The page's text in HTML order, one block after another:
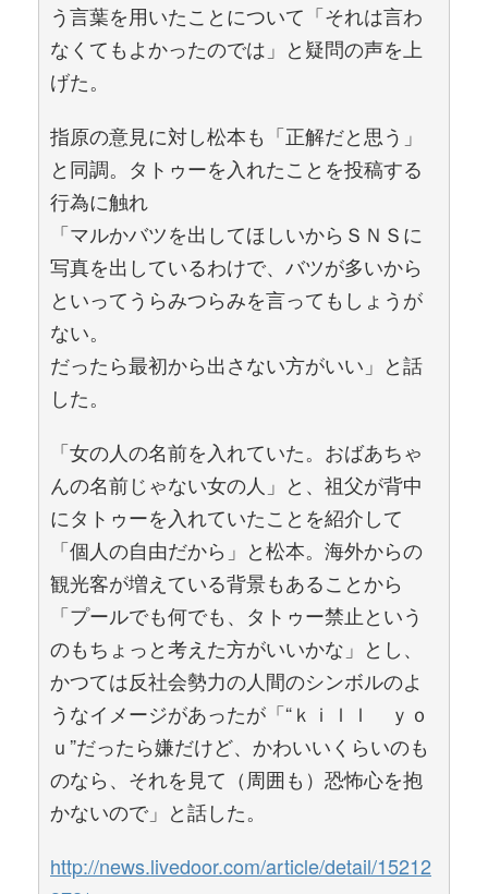
う言葉を用いたことについて「それは言わ
なくてもよかったのでは」と疑問の声を上
げた。
指原の意見に対し松本も「正解だと思う」
と同調。タトゥーを入れたことを投稿する
行為に触れ
「マルかバツを出してほしいからＳＮＳに
写真を出しているわけで、バツが多いから
といってうらみつらみを言ってもしょうが
ない。
だったら最初から出さない方がいい」と話
した。
「女の人の名前を入れていた。おばあちゃ
んの名前じゃない女の人」と、祖父が背中
にタトゥーを入れていたことを紹介して
「個人の自由だから」と松本。海外からの
観光客が増えている背景もあることから
「プールでも何でも、タトゥー禁止という
のもちょっと考えた方がいいかな」とし、
かつては反社会勢力の人間のシンボルのよ
うなイメージがあったが「“ｋｉｌｌ ｙｏ
ｕ”だったら嫌だけど、かわいいくらいのも
のなら、それを見て（周囲も）恐怖心を抱
かないので」と話した。
http://news.livedoor.com/article/detail/15212